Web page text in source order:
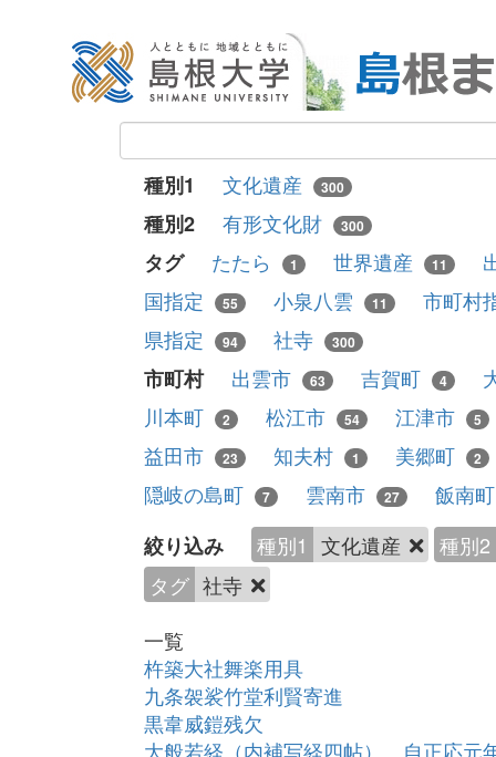
種別1 文化遺産 300
種別2 有形文化財 300
タグ たたら 1 世界遺産 11
国指定
55 小泉八雲 11
市町村
県指定
94 社寺 300
市町村 出雲市 63 吉賀町 4
川本町
2 松江市 54 江津市 5
益田市 23 知夫村 1 美郷町 2
隠岐の島町 7 雲南市 27
飯南
絞り込み
種別1 文化遺産
種別2
タグ 社寺
一覧
杵築大社舞楽用具
九条袈裟竹堂利賢寄進
黒韋威鎧残欠
大般若経（内補写経四帖） 自正応元